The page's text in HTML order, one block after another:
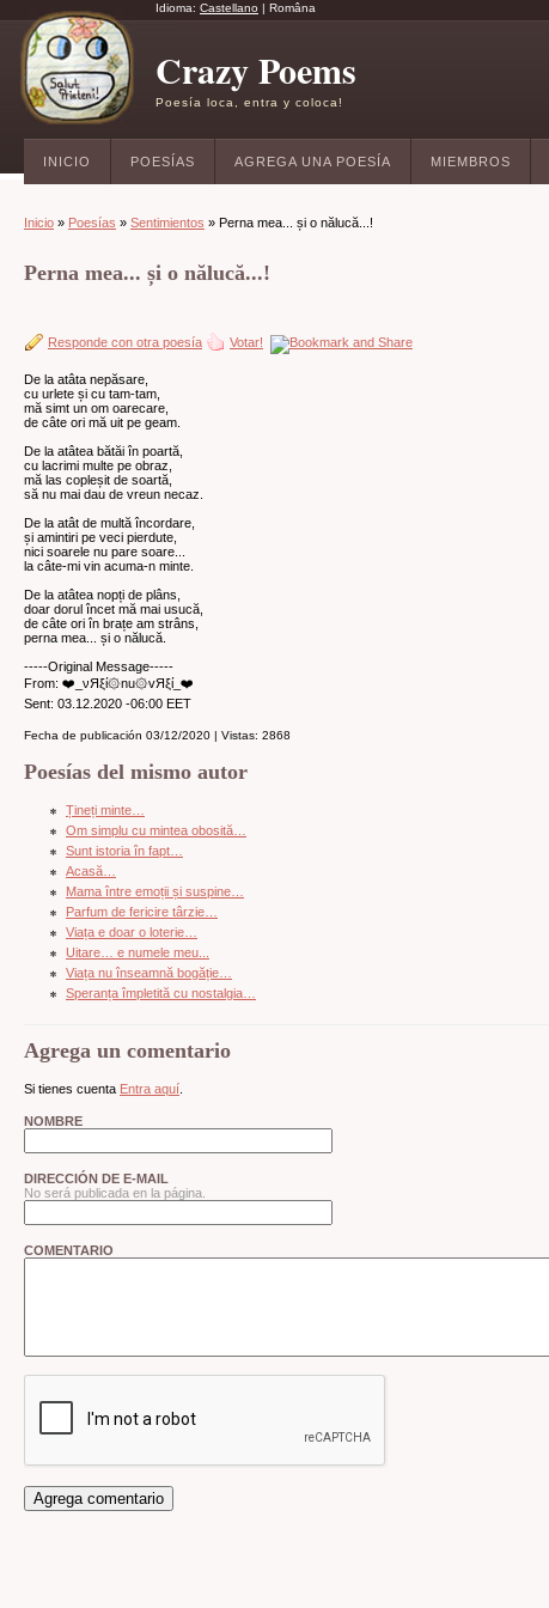
Idioma: Castellano | Româna
Crazy Poems
Poesía loca, entra y coloca!
INICIO POESÍAS AGREGA UNA POESÍA MIEMBROS
Inicio » Poesías » Sentimientos » Perna mea... și o nălucă...!
Perna mea... și o nălucă...!
Responde con otra poesía Votar!
De la atâta nepăsare,
cu urlete și cu tam-tam,
mă simt un om oarecare,
de câte ori mă uit pe geam.
De la atâtea bătăi în poartă,
cu lacrimi multe pe obraz,
mă las copleșit de soartă,
să nu mai dau de vreun necaz.
De la atât de multă încordare,
și amintiri pe veci pierdute,
nici soarele nu pare soare...
la câte-mi vin acuma-n minte.
De la atâtea nopți de plâns,
doar dorul încet mă mai usucă,
de câte ori în brațe am strâns,
perna mea... și o nălucă.
-----Original Message-----
From: ❤️_νЯξί۞nu۞vЯξί_❤️
Sent: 03.12.2020 -06:00 EET
Fecha de publicación 03/12/2020 | Vistas: 2868
Poesías del mismo autor
Țineți minte…
Om simplu cu mintea obosită…
Sunt istoria în fapt…
Acasă…
Mama între emoții și suspine…
Parfum de fericire târzie…
Viața e doar o loterie…
Uitare… e numele meu...
Viața nu înseamnă bogăție…
Speranța împletită cu nostalgia…
Agrega un comentario
Si tienes cuenta Entra aquí
NOMBRE
DIRECCIÓN DE E-MAIL
No será publicada en la página.
COMENTARIO